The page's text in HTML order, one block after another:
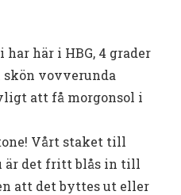
här i HBG, 4 grader
skön vovverunda
att få morgonsol i
Vårt staket till
är det fritt blås in till
att det byttes ut eller